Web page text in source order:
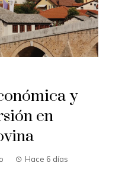
y
en
Hace 6 días